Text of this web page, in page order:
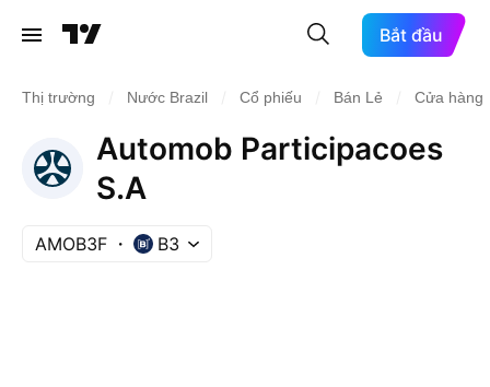
Bắt đầu
Thị trường Nước Brazil Cổ phiếu Bán Lẻ Cửa hàng
Automob Participacoes
S.A
AMOB3F B3